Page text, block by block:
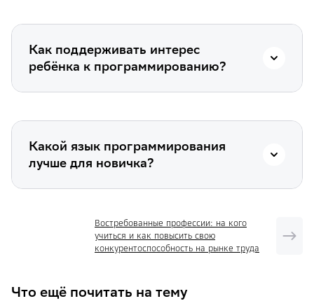
Как поддерживать интерес
ребёнка к программированию?
Какой язык программирования
лучше для новичка?
Востребованные профессии: на кого
учиться и как повысить свою
конкурентоспособность на рынке труда
Что ещё почитать на тему